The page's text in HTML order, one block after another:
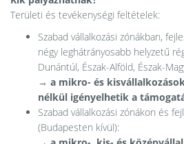
Területi és tevékenységi feltételek:
Szabad vállalkozási zónákban,
négy leghátrányosabb helyzetű
Dunántúl, Észak-Alföld, Észak-
→ a mikro- és
nélkül igényelhetik a
Szabad vállalkozási zónákon és
(Budapesten kívül):